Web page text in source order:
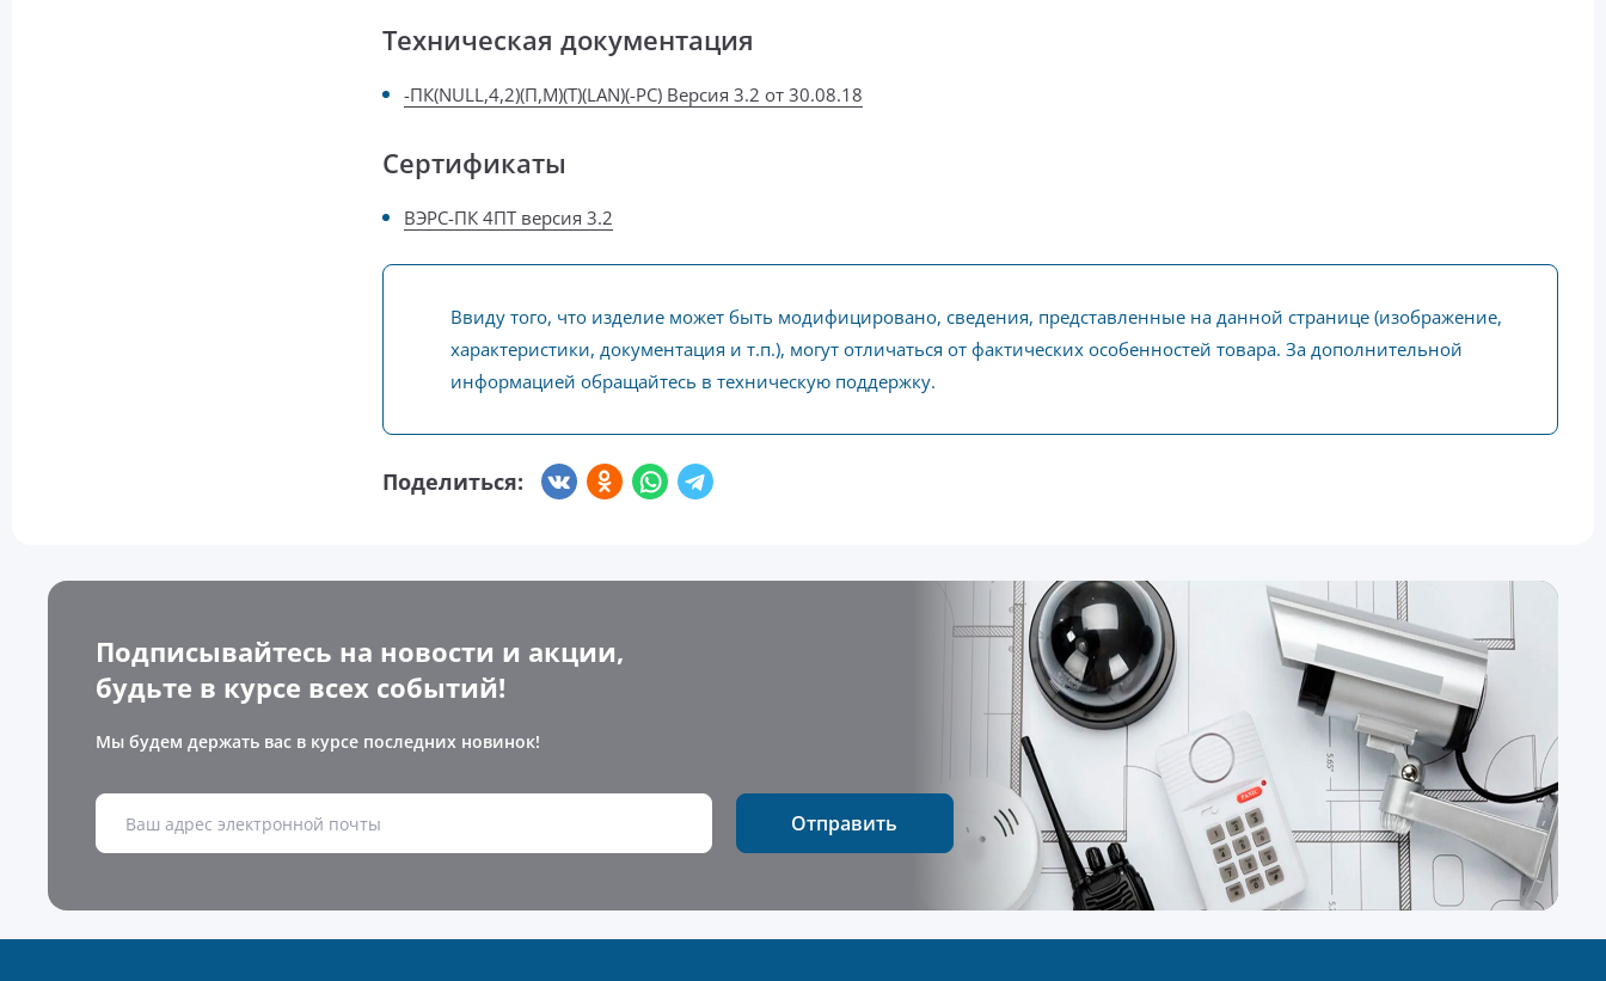
Техническая документация
-ПК(NULL,4,2)(П,М)(Т)(LAN)(-РС) Версия 3.2 от 30.08.18
Сертификаты
ВЭРС-ПК 4ПТ версия 3.2
Ввиду того, что изделие может быть модифицировано, сведения, представленные на данной странице (изображение,
характеристики, документация и т.п.), могут отличаться от фактических особенностей товара. За дополнительной
информацией обращайтесь в техническую поддержку.
Поделиться:
Подписывайтесь на новости и акции,
будьте в курсе всех событий!
Мы будем держать вас в курсе последних новинок!
Отправить